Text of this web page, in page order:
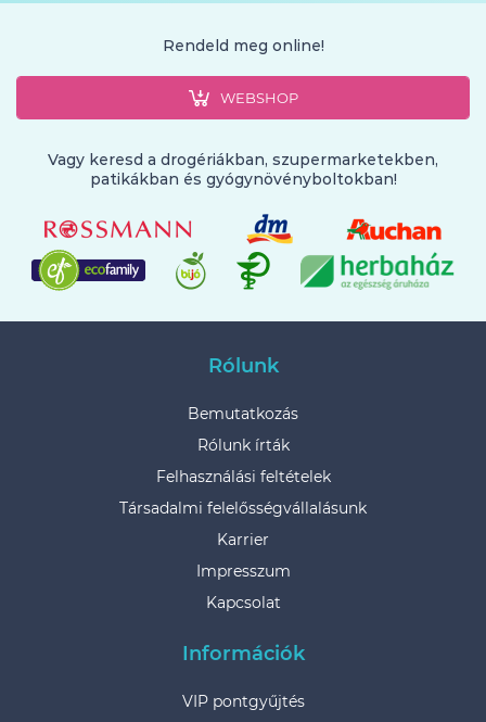
Rendeld meg online!
WEBSHOP
Vagy keresd a drogériákban, szupermarketekben,
patikákban és gyógynövényboltokban!
Rólunk
Bemutatkozás
Rólunk írták
Felhasználási feltételek
Társadalmi felelősségvállalásunk
Karrier
Impresszum
Kapcsolat
Információk
VIP pontgyűjtés